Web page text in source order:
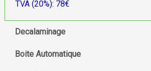
TVA (20%): 78€
Decalaminage
Boite Automatique